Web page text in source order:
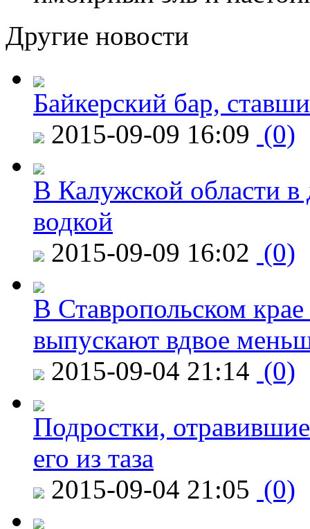
Другие новости
Байкерский бар,
2015-09-09 16:09 (0)
В Калужской области в
водкой
2015-09-09 16:02 (0)
В Ставропольском
выпускают вдвое
2015-09-04 21:14 (0)
Подростки,
его из таза
2015-09-04 21:05 (0)